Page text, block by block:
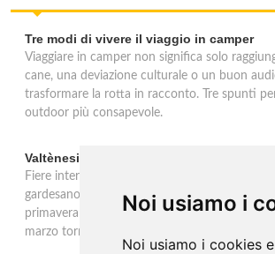
Noi usiamo i
Noi usiamo i cookies
Tre modi di vivere il viaggio in camper
Viaggiare in camper non significa solo
cane, una deviazione culturale o un buon
trasformare la rotta in racconto. Tre spunti
outdoor più consapevole.
Valtènesi: una primavera di eventi tra
Fiere internazionali, eventi sul territorio e
gardesano. Il Consorzio Valtènesi presenta il
primavera 2026 sulla sponda bresciana del
marzo torna La Prima del Valtènesi per